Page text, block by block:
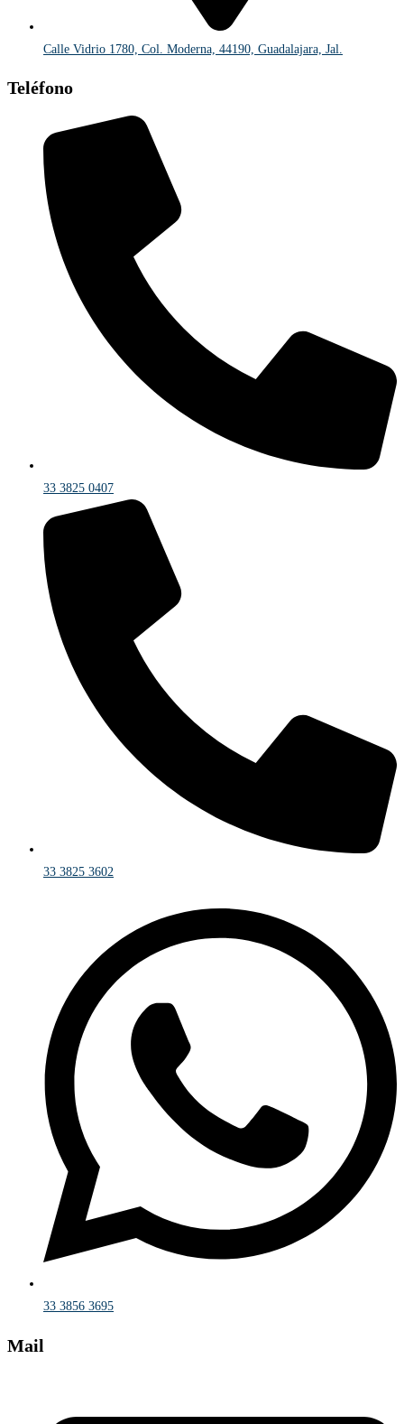
Calle Vidrio 1780, Col. Moderna, 44190, Guadalajara, Jal.
Teléfono
33 3825 0407
33 3825 3602
33 3856 3695
Mail